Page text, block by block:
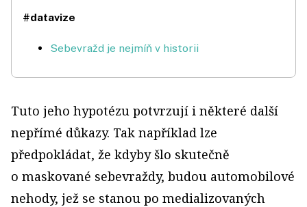
#datavize
Sebevražd je nejmíň v historii
Tuto jeho hypotézu potvrzují i některé další
nepřímé důkazy. Tak například lze
předpokládat, že kdyby šlo skutečně
o maskované sebevraždy, budou automobilové
nehody, jež se stanou po medializovaných